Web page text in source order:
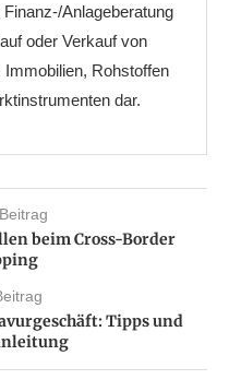
Anlageberatung
oder Verkauf von
Rohstoffen
dar.
beim Cross-Border
Tipps und